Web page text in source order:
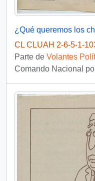
¿Qué queremos los
CL CLUAH 2-6-5-1-
Parte de Volantes
Comando Nacional